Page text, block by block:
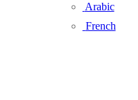
Arabic
French